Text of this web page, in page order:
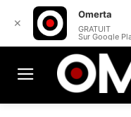
✕
Omerta
GRATUIT
Sur Google